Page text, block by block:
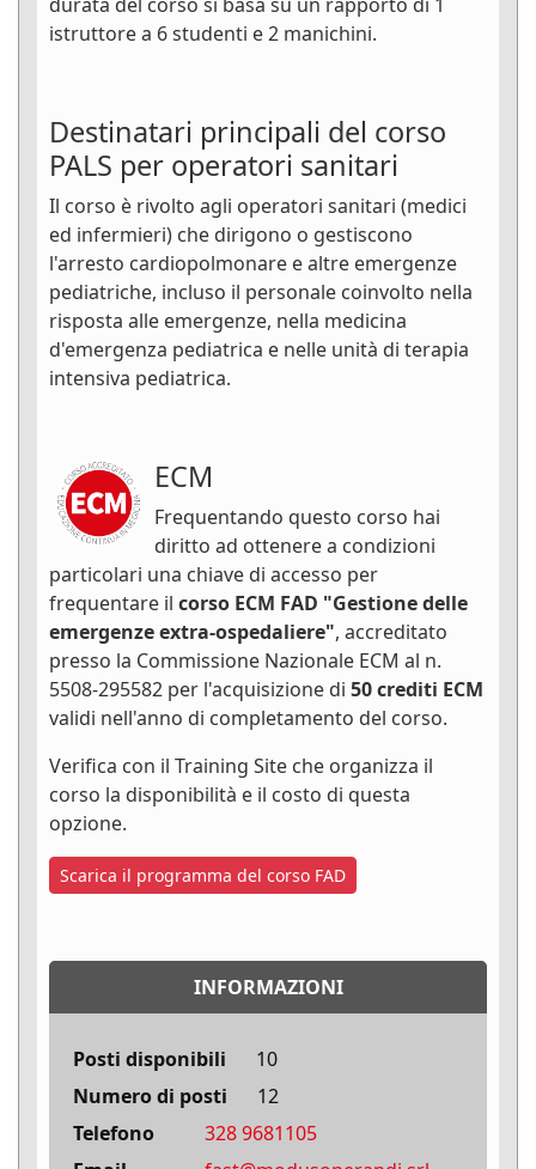
istruttore a 6 studenti e 2 manichini.
Destinatari principali del corso
PALS per operatori sanitari
Il corso è rivolto agli operatori sanitari (medici
ed infermieri) che dirigono o gestiscono
l'arresto cardiopolmonare e altre emergenze
pediatriche, incluso il personale coinvolto nella
risposta alle emergenze, nella medicina
d'emergenza pediatrica e nelle unità di terapia
intensiva pediatrica.
ECM
Frequentando questo corso hai
diritto ad ottenere a condizioni
particolari una chiave di accesso per
frequentare il corso ECM FAD "Gestione delle
emergenze extra-ospedaliere", accreditato
presso la Commissione Nazionale ECM al n.
5508-295582 per l'acquisizione di 50 crediti ECM
validi nell'anno di completamento del corso.
Verifica con il Training Site che organizza il
corso la disponibilità e il costo di questa
opzione.
Scarica il programma del corso FAD
INFORMAZIONI
Posti disponibili
10
Numero di posti
12
Telefono
328 9681105